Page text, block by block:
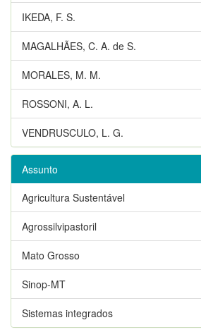
IKEDA, F. S.
MAGALHÃES, C. A. de S.
MORALES, M. M.
ROSSONI, A. L.
VENDRUSCULO, L. G.
Assunto
Agricultura Sustentável
Agrossilvipastoril
Mato Grosso
Sinop-MT
Sistemas integrados